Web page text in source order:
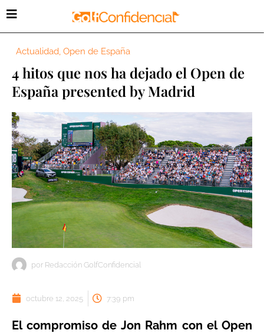
Actualidad, Open de España
4 hitos que nos ha dejado el Open de
España presented by Madrid
por Redacción GolfConfidencial
octubre 12, 2025 7:39 pm
El compromiso de Jon Rahm con el Open